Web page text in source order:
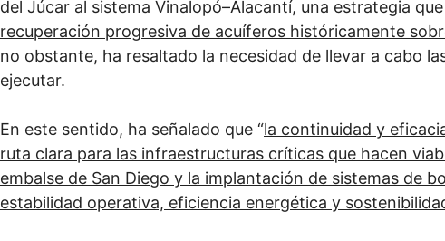
del Júcar al sistema Vinalopó–Alacantí, una estrategia
recuperación progresiva de acuíferos históricamente
no obstante, ha resaltado la necesidad de llevar a cabo
ejecutar.
En este sentido, ha señalado que “la continuidad y
ruta clara para las infraestructuras críticas que hacen
embalse de San Diego y la implantación de sistemas de
estabilidad operativa, eficiencia energética y